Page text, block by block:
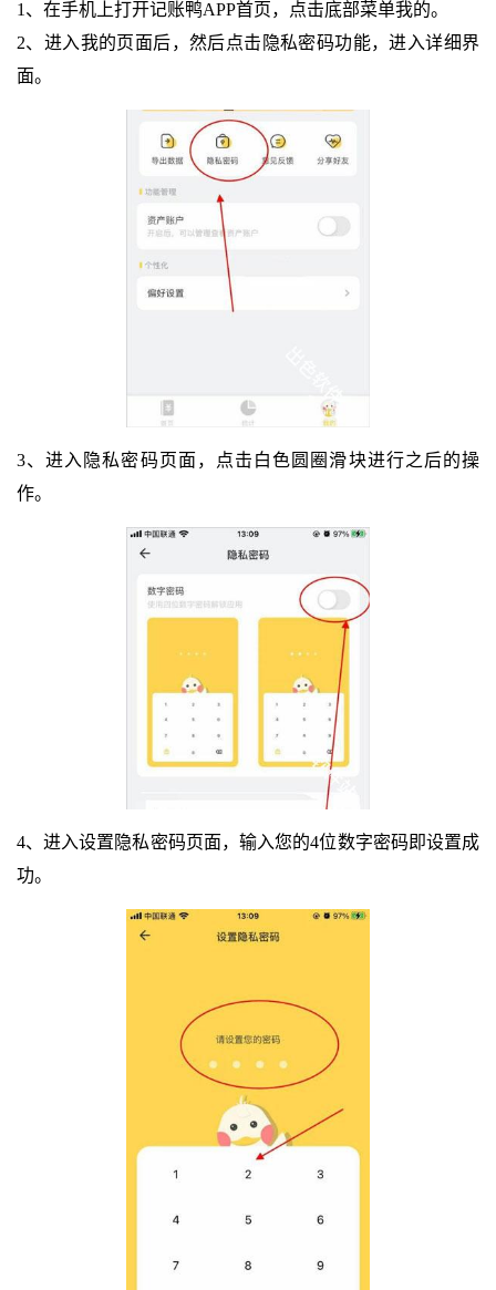
1、在手机上打开记账鸭APP首页，点击底部菜单我的。
2、进入我的页面后，然后点击隐私密码功能，进入详细界
面。
3、进入隐私密码页面，点击白色圆圈滑块进行之后的操
作。
4、进入设置隐私密码页面，输入您的4位数字密码即设置成
功。